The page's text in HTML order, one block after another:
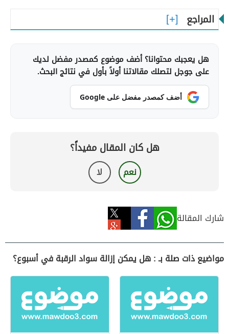
المراجع
هل يعجبك محتوانا؟ أضف موضوع كمصدر مفضل لديك
على جوجل لتصلك مقالاتنا أولاً بأول في نتائج البحث.
أضف كمصدر مفضل على Google
هل كان المقال مفيداً؟
نعم لا
شارك المقالة
مواضيع ذات صلة بـ : هل يمكن إزالة سواد الرقبة في أسبوع؟